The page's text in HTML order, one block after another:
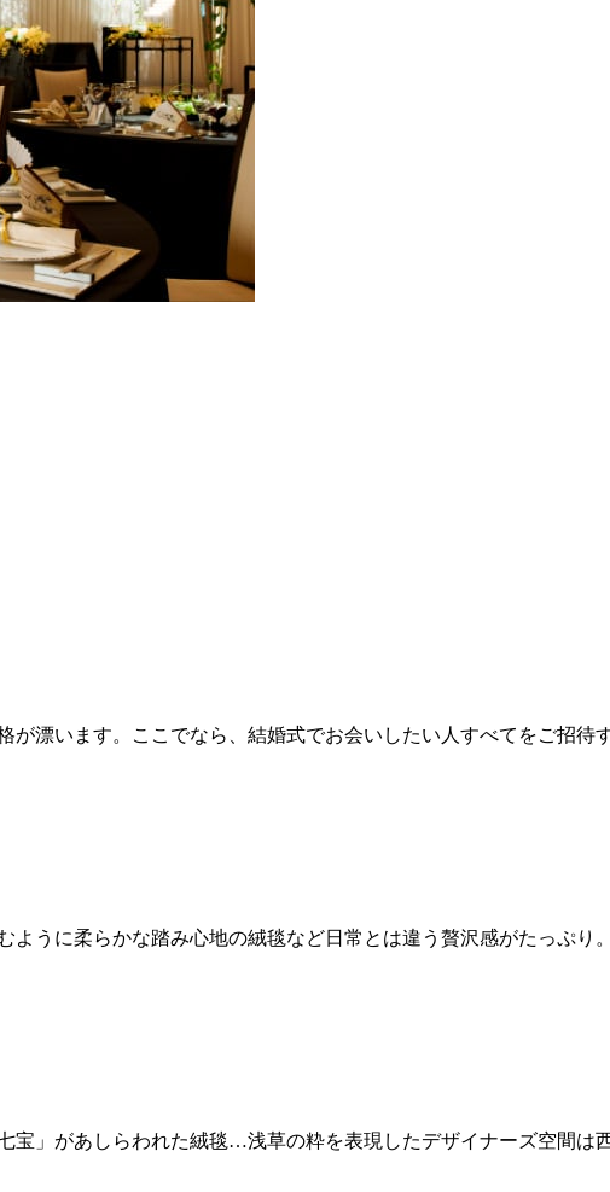
漂います。ここでなら、結婚式でお会いしたい人すべてをご招待
うに柔らかな踏み心地の絨毯など日常とは違う贅沢感がたっぷり
宝」があしらわれた絨毯…浅草の粋を表現したデザイナーズ空間は